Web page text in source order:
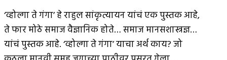
‘व्होल्गा ते गंगा’ हे राहुल सांकृत्यायन यांचं एक पुस्तक आहे,
ते फार मोठे समाज वैज्ञानिक होते… समाज मानसशास्त्रज्ञ…
यांचं पुस्तक आहे. ‘व्होल्गा ते गंगा’ याचा अर्थ काय? जो